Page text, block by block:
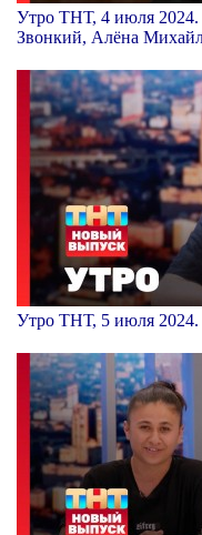
Утро ТНТ, 4 июля
Звонкий, Алёна
Утро ТНТ, 5 июля